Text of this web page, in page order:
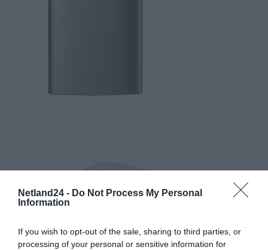
Netland24 - Do Not Process My Personal
Information
If you wish to opt-out of the sale, sharing to third parties, or
processing of your personal or sensitive information for